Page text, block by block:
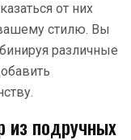
от них
стилю. Вы
различные
из подручных